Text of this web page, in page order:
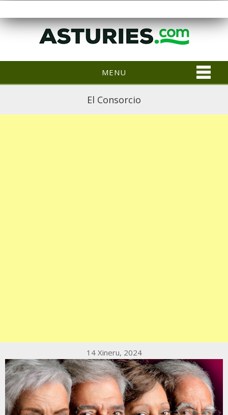
MENU
El Consorcio
14 Xineru, 2024